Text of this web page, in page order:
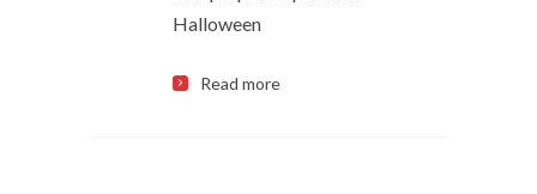
Halloween
Read more